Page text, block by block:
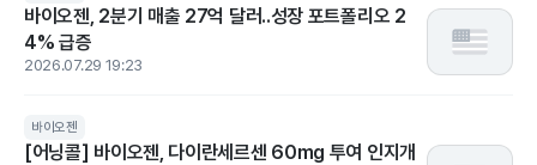
바이오젠, 2분기 매출 27억 달러..성장 포트폴리오 2
4% 급증
2026.07.29 19:23
바이오젠
[어닝콜] 바이오젠, 다이란세르센 60mg 투여 인지개